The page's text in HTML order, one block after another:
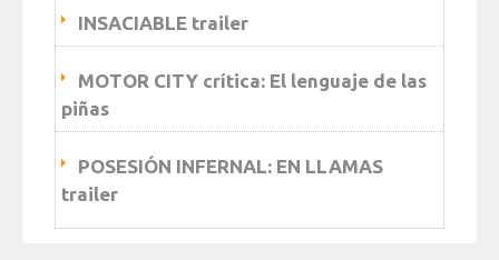
INSACIABLE trailer
MOTOR CITY crítica: El lenguaje de las
piñas
POSESIÓN INFERNAL: EN LLAMAS
trailer